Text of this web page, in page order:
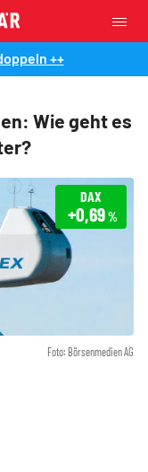
++
Wie geht es
Foto: Börsenmedien AG
DAX
+0,69%